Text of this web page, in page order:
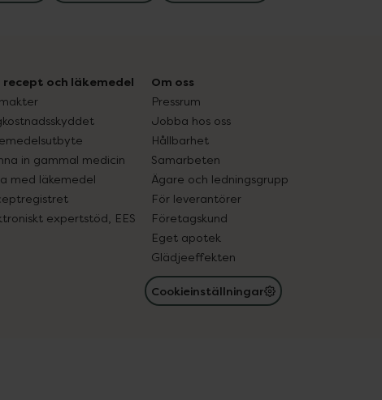
recept och läkemedel
in gammal medicin
med läkemedel
expertstöd, EES
Om oss
Pressrum
Jobba hos oss
Hållbarhet
Samarbeten
Ägare och ledningsgrupp
För leverantörer
Företagskund
Eget apotek
Glädjeeffekten
Cookieinställningar